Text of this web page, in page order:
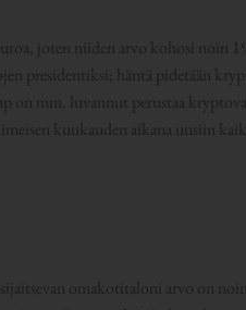
joten niiden arvo kohosi noin
presidentiksi; häntä pidetään
on mm. luvannut perustaa
kuukauden aikana uusiin
omakotitaloni arvo on